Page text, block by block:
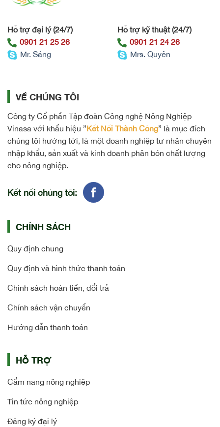
Hỗ trợ đại lý (24/7)
0901 21 25 26
Mr. Sáng
Hỗ trợ kỹ thuật (24/7)
0901 21 24 26
Mrs. Quyên
VỀ CHÚNG TÔI
Công ty Cổ phần Tập đoàn Công nghệ Nông Nghiệp
Vinasa với khẩu hiệu ”Kết Nối Thành Công” là mục đích
chúng tôi hướng tới, là một doanh nghiệp tư nhân chuyên
nhập khẩu, sản xuất và kinh doanh phân bón chất lượng
cho nông nghiệp.
Kết nối chúng tôi:
CHÍNH SÁCH
Quy định chung
Quy định và hình thức thanh toán
Chính sách hoàn tiền, đổi trả
Chính sách vận chuyển
Hướng dẫn thanh toán
HỖ TRỢ
Cẩm nang nông nghiệp
Tin tức nông nghiệp
Đăng ký đại lý